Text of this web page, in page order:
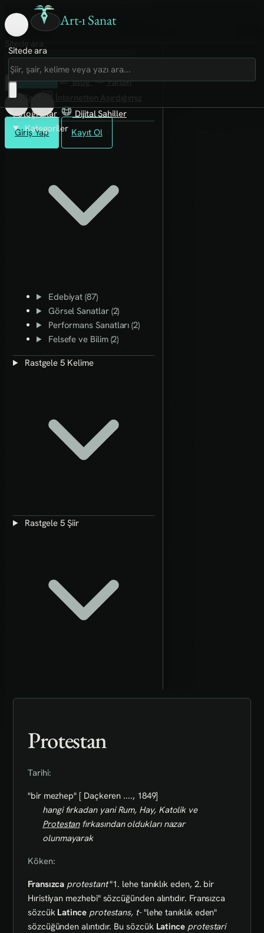
Art-ı Sanat
Giriş Yap Kayıt Ol
Sitede ara
Art-ı Sosyal
İmece
Kütüphane
Blog
Fanzin
Rafları
Fotoğraflar
Dijital Sahiller
Kategoriler
Edebiyat (87)
Görsel Sanatlar (2)
Performans Sanatları (2)
Felsefe ve Bilim (2)
Rastgele 5 Kelime
Rastgele 5 Şiir
Protestan
Tarihi:
"bir mezhep" [ Daçkeren ...., 1849]
hangi fırkadan yani Rum, Hay, Katolik ve
Protestanfırkasından oldukları nazar
olunmayarak
Köken:
Fransızca protestant"1. lehe tanıklık eden, 2. bir
Hıristiyan mezhebi" sözcüğünden alıntıdır. Fransızca
sözcük Latince protestans, t-"lehe tanıklık eden"
sözcüğünden alıntıdır. Bu sözcük Latince protestari